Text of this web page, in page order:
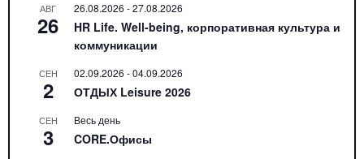
АВГ
26
26.08.2026 -27.08.2026
HR Life. Well-being, корпоративная культура и
коммуникации
СЕН
2
02.09.2026 -04.09.2026
ОТДЫХ Leisure 2026
СЕН
3
Весь день
CORE.Офисы